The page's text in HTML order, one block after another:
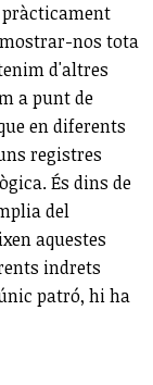
nos tota
d'altres
a punt de
en diferents
registres
És dins de
del
aquestes
indrets
patró, hi ha